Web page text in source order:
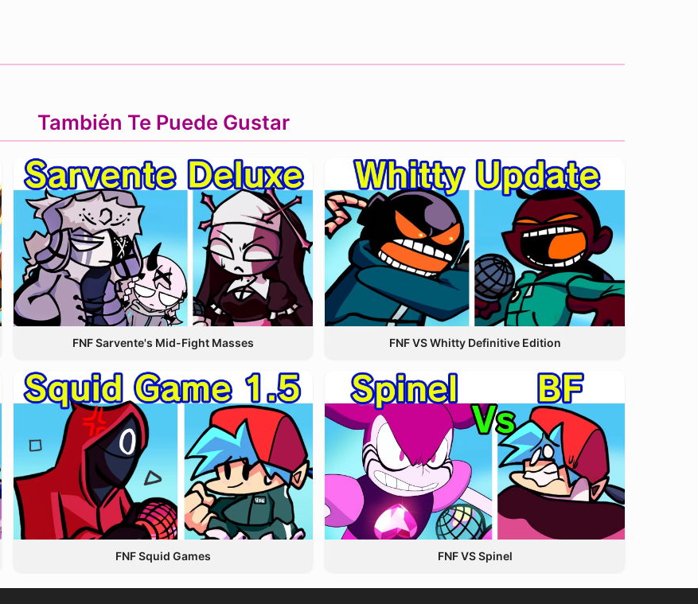
También Te Puede Gustar
FNF Sarvente's Mid-Fight Masses FNF VS Whitty Definitive Edition
FNF Squid Games FNF VS Spinel